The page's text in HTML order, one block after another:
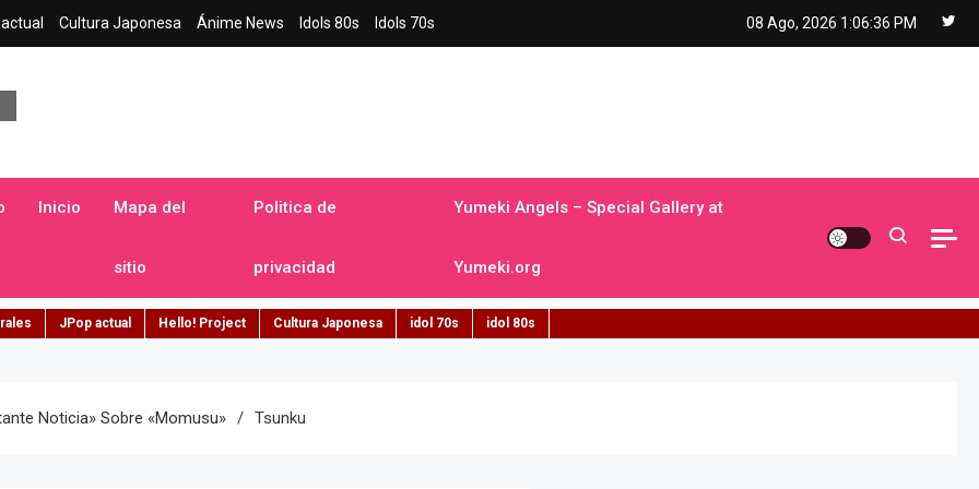
Cultura Japonesa Ánime News Idols 80s Idols 70s 08 Ago, 2026 1:06:37 PM
Inicio Mapa del
sitio
Politica de
privacidad
Yumeki Angels – Special Gallery at
Yumeki.org
JPop actual Hello! Project Cultura Japonesa idol 70s idol 80s
Noticia» Sobre «Momusu» Tsunku